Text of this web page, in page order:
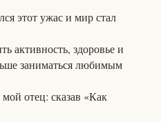
этот ужас и мир стал
активность, здоровье и
заниматься любимым
отец: сказав «Как